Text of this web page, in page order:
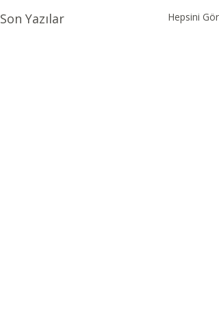
Son Yazılar Hepsini Gör